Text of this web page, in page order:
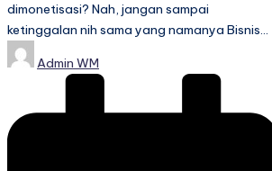
dimonetisasi? Nah, jangan sampai
ketinggalan nih sama yang namanya Bisnis…
Posted
by
Admin WM